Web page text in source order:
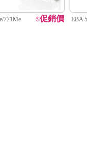
771Me $促銷價 EBA